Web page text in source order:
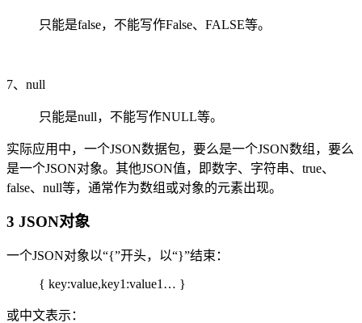
只能是false，不能写作False、FALSE等。
7、null
只能是null，不能写作NULL等。
实际应用中，一个JSON数据包，要么是一个JSON数组，要么
是一个JSON对象。其他JSON值，即数字、字符串、true、
false、null等，通常作为数组或对象的元素出现。
3 JSON对象
一个JSON对象以“{”开头，以“}”结束：
{ key:value,key1:value1… }
或中文表示：